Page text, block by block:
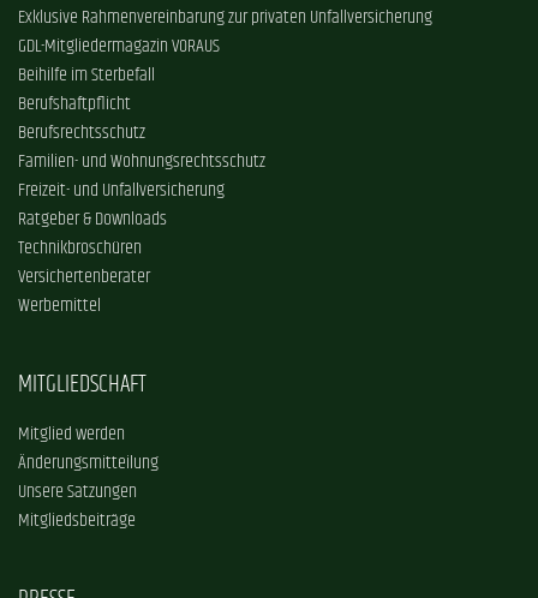
Exklusive Rahmenvereinbarung zur privaten Unfallversicherung
GDL-Mitgliedermagazin VORAUS
Beihilfe im Sterbefall
Berufshaftpflicht
Berufsrechtsschutz
Familien- und Wohnungsrechtsschutz
Freizeit- und Unfallversicherung
Ratgeber & Downloads
Technikbroschüren
Versichertenberater
Werbemittel
MITGLIEDSCHAFT
Mitglied werden
Änderungsmitteilung
Unsere Satzungen
Mitgliedsbeiträge